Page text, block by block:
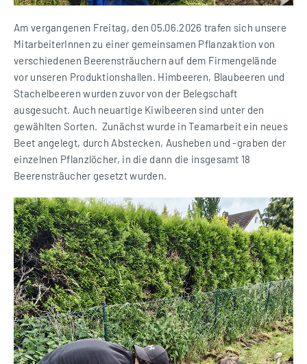
Am vergangenen Freitag, den 05.06.2026 trafen sich unsere
MitarbeiterInnen zu einer gemeinsamen Pflanzaktion von
verschiedenen Beerensträuchern auf dem Firmengelände
vor unseren Produktionshallen. Himbeeren, Blaubeeren und
Stachelbeeren wurden zuvor von der Belegschaft
ausgesucht. Auch neuartige Kiwibeeren sind unter den
gewählten Sorten. Zunächst wurde in Teamarbeit ein neues
Beet angelegt, durch Abstecken, Ausheben und -graben der
einzelnen Pflanzlöcher, in die dann die insgesamt 18
Beerensträucher gesetzt wurden.